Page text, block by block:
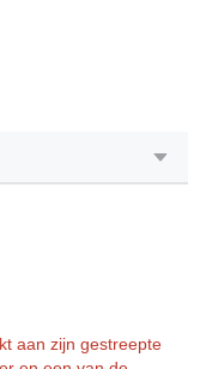
aan zijn gestreepte